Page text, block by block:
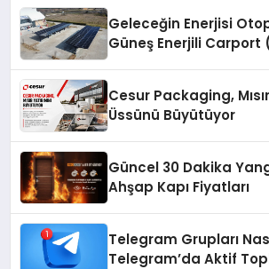
Geleceğin Enerjisi
Güneş Enerjili Carport
Cesur Packaging,
Üssünü Büyütüyor
Güncel 30 Dakika
Ahşap Kapı Fiyatları
Telegram Grupları
Telegram’da Aktif